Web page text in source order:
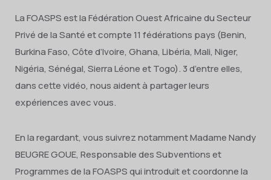
La FOASPS est la Fédération Ouest Africaine du Secteur
Privé de la Santé et compte 11 fédérations pays (Benin,
Burkina Faso, Côte d’Ivoire, Ghana, Libéria, Mali, Niger,
Nigéria, Sénégal, Sierra Léone et Togo). 3 d’entre elles,
dans cette vidéo, nous aident à partager leurs
expériences avec vous.
En la regardant, vous suivrez notamment Madame Nandy
BEUGRE GOUE, Responsable des Subventions et
Programmes de la FOASPS qui introduit et coordonne la